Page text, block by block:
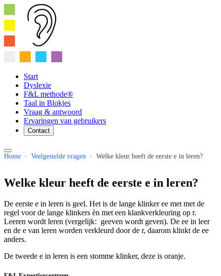
Start
Dyslexie
F&L methode®
Taal in Blokjes
Vraag & antwoord
Ervaringen van gebruikers
Contact
Home › Veelgestelde vragen › Welke kleur heeft de eerste e in leren?
Welke kleur heeft de eerste e in leren?
De eerste e in leren is geel. Het is de lange klinker ee met met de
regel voor de lange klinkers èn met een klankverkleuring op r.
Leeren wordt leren (vergelijk: geeven wordt geven). De ee in leer
en de e van leren worden verkleurd door de r, daarom klinkt de ee
anders.
De tweede e in leren is een stomme klinker, deze is oranje.